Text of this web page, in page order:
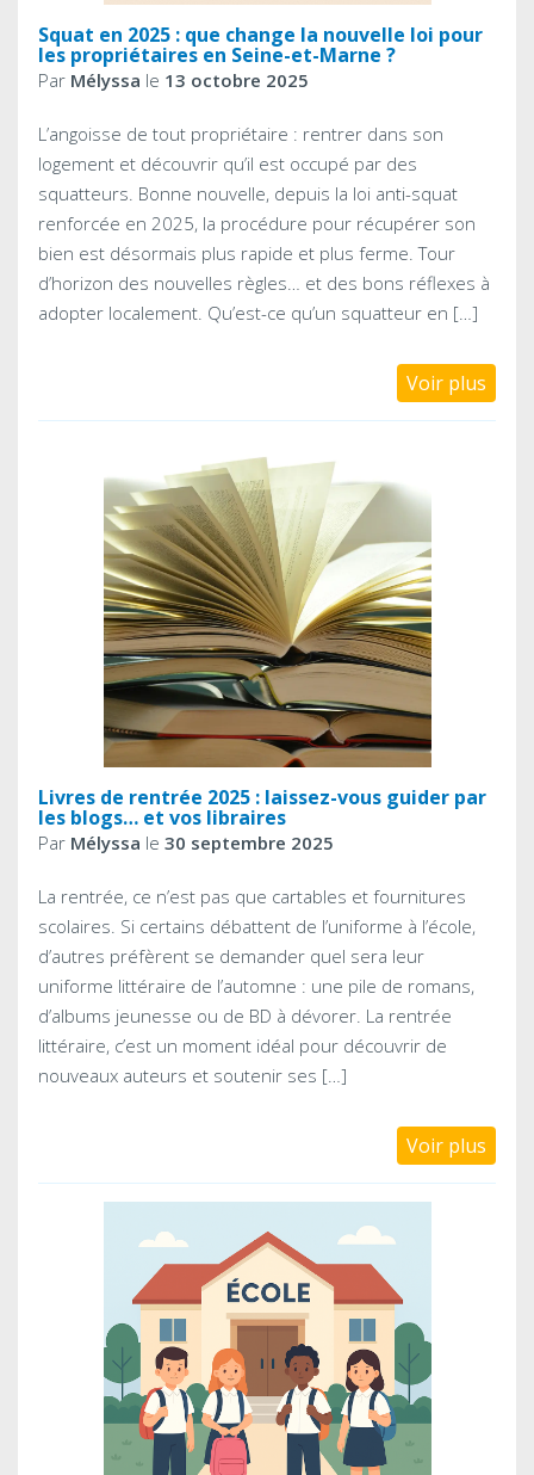
Squat en 2025 : que change la nouvelle loi pour
les propriétaires en Seine-et-Marne ?
Par Mélyssa le 13 octobre 2025
L’angoisse de tout propriétaire : rentrer dans son
logement et découvrir qu’il est occupé par des
squatteurs. Bonne nouvelle, depuis la loi anti-squat
renforcée en 2025, la procédure pour récupérer son
bien est désormais plus rapide et plus ferme. Tour
d’horizon des nouvelles règles… et des bons réflexes à
adopter localement. Qu’est-ce qu’un squatteur en […]
Voir plus
Livres de rentrée 2025 : laissez-vous guider par
les blogs… et vos libraires
Par Mélyssa le 30 septembre 2025
La rentrée, ce n’est pas que cartables et fournitures
scolaires. Si certains débattent de l’uniforme à l’école,
d’autres préfèrent se demander quel sera leur
uniforme littéraire de l’automne : une pile de romans,
d’albums jeunesse ou de BD à dévorer. La rentrée
littéraire, c’est un moment idéal pour découvrir de
nouveaux auteurs et soutenir ses […]
Voir plus